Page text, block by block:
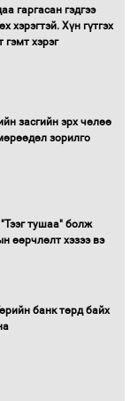
горимд эрүүл
ил тод
д “Тал хээрийн
танилцуулна
эх үүсвэрээс
гаргасан гэдгээ
хэрэгтэй. Хүн гүтгэх
гэмт хэрэг
засгийн эрх чөлөө
зорилго
тушаа" болж
өөрчлөлт хэзээ вэ
банк төрд байх